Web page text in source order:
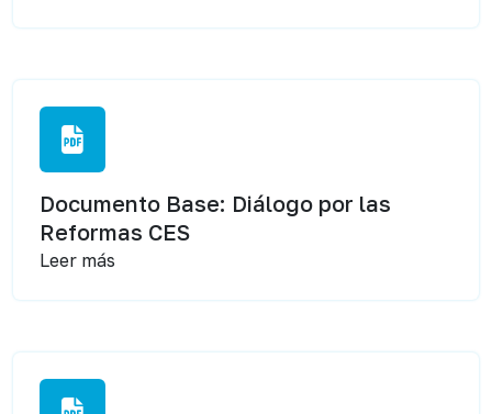
Documento Base: Diálogo por las
Reformas CES
Leer más